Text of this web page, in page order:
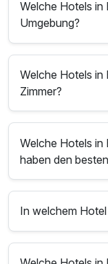
Welche Hotels in
Umgebung?
Welche Hotels in
Zimmer?
Welche Hotels in
haben den
In welchem